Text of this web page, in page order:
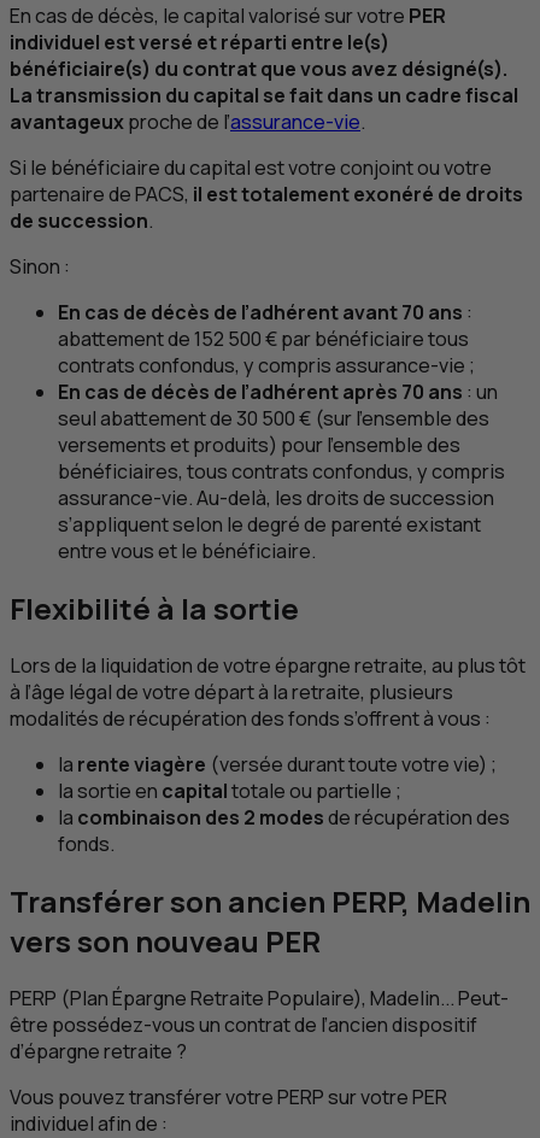
En cas de décès, le capital valorisé sur votre PER
individuel est versé et réparti entre le(s)
bénéficiaire(s) du contrat que vous avez désigné(s).
La transmission du capital se fait dans un cadre fiscal
avantageuxproche de l’assurance-vie.
Si le bénéficiaire du capital est votre conjoint ou votre
partenaire de PACS, il est totalement exonéré de droits
de succession.
Sinon :
En cas de décès de l’adhérent avant 70 ans :
abattement de 152 500 € par bénéficiaire tous
contrats confondus, y compris assurance-vie ;
En cas de décès de l’adhérent après 70 ans : un
seul abattement de 30 500 € (sur l’ensemble des
versements et produits) pour l’ensemble des
bénéficiaires, tous contrats confondus, y compris
assurance-vie. Au-delà, les droits de succession
s’appliquent selon le degré de parenté existant
entre vous et le bénéficiaire.
Flexibilité à la sortie
Lors de la liquidation de votre épargne retraite, au plus tôt
à l’âge légal de votre départ à la retraite, plusieurs
modalités de récupération des fonds s’offrent à vous :
la rente viagère (versée durant toute votre vie) ;
la sortie en capitaltotale ou partielle ;
la combinaison des 2 modesde récupération des
fonds.
Transférer son ancien PERP, Madelin
vers son nouveau PER
PERP (Plan Épargne Retraite Populaire), Madelin... Peut-
être possédez-vous un contrat de l’ancien dispositif
d’épargne retraite ?
Vous pouvez transférer votrePERPsur votrePER
individuel afin de :